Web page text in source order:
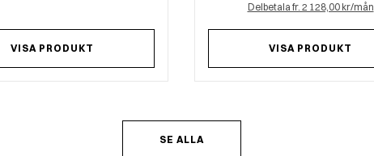
VISA PRODUKT
Delbetala fr. 2 128,00 kr/mån
VISA PRODUKT
SE ALLA